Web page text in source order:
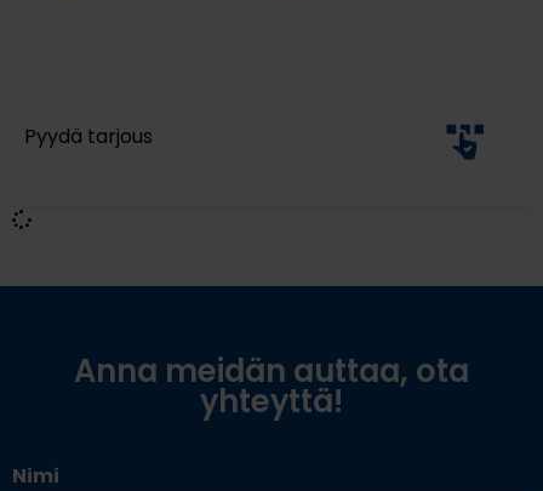
Pyydä tarjous
Anna meidän auttaa, ota
yhteyttä!
Nimi